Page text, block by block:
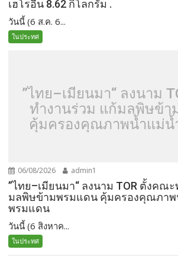
เฮโรอีน 8.62 กิโลกรัม .
วันนี้ (6 ส.ค. 6...
ในประทศ
”ไทย–เมียนมา“ ลงนาม
ทำงานร่วม แก้มลพิษข้
คุ้มครองคุณภาพน้ำแม่น้
06/08/2026 admin1
”ไทย–เมียนมา“ ลงนาม TOR ตั้งคณ
มลพิษข้ามพรมแดน คุ้มครองคุณภา
พรมแดน
วันนี้ (6 สิงหาค...
ในประทศ